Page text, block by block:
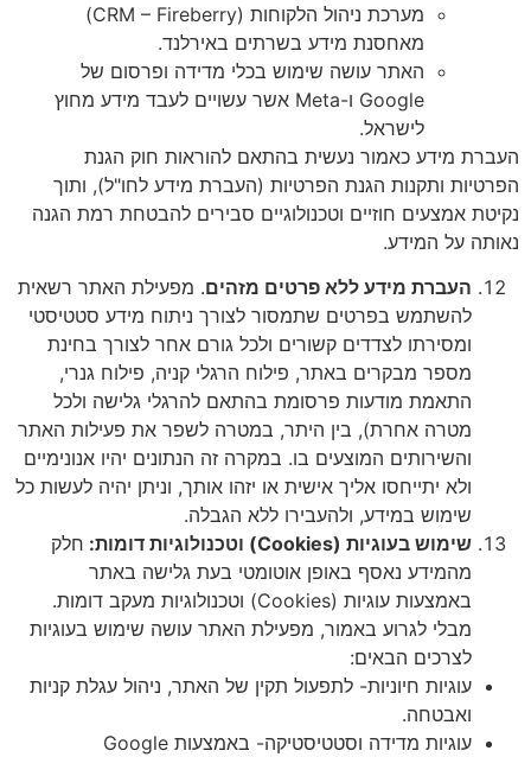
מערכת ניהול הלקוחות (CRM – Fireberry)
מאחסנת מידע בשרתים באירלנד.
האתר עושה שימוש בכלי מדידה ופרסום של
Google ו-Meta אשר עשויים לעבד מידע מחוץ
כאמור נעשית בהתאם להוראות חוק הגנת
הגנת הפרטיות (העברת מידע לחו"ל), ותוך
חוזיים וטכנולוגיים סבירים להבטחת רמת הגנה
מידע ללא פרטים מזהים. מפעילת האתר רשאית
בפרטים שתמסור לצורך ניתוח מידע סטטיסטי
לצדדים קשורים ולכל גורם אחר לצורך בחינת
מבקרים באתר, פילוח הרגלי קניה, פילוח גנרי,
מודעות פרסומת בהתאם להרגלי גלישה ולכל
אחרת), בין היתר, במטרה לשפר את פעילות האתר
המוצעים בו. במקרה זה הנתונים יהיו אנונימיים
אליך אישית או יזהו אותך, וניתן יהיה לעשות כל
במידע, ולהעבירו ללא הגבלה.
בעוגיות (Cookies) וטכנולוגיות דומות:חלק
נאסף באופן אוטומטי בעת גלישה באתר
באמצעות עוגיות (Cookies) וטכנולוגיות מעקב דומות.
לגרוע באמור, מפעילת האתר עושה שימוש בעוגיות
הבאים:
חיוניות- לתפעול תקין של האתר, ניהול עגלת קניות
עוגיות מדידה וסטטיסטיקה- באמצעות Google